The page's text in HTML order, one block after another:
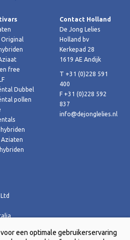
Original
free
Dubbel
pollen
Aziaten
Contact Holland
De Jong Lelies
Holland bv
Kerkepad 28
1619 AE Andijk
T +31 (0)228 591
400
F +31 (0)228 592
837
info@dejonglelies.nl
een optimale gebruikerservaring